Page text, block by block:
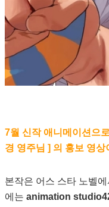
7월 신작 애니메이션으
경 영주님 ] 의 홍보 영상
본작은 어스 스타 노벨
에는 animation